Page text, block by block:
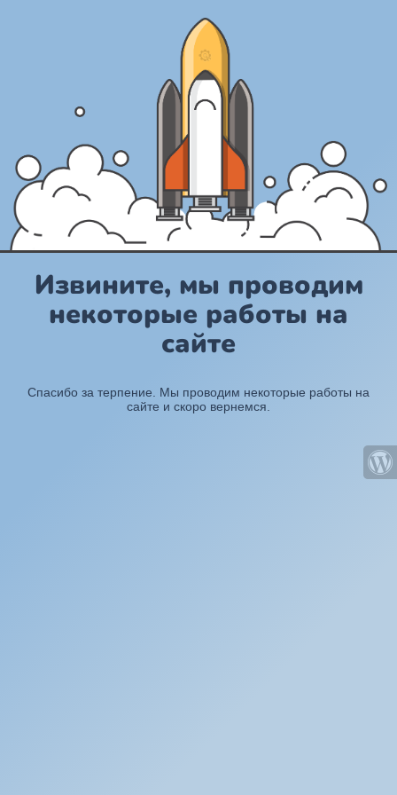
Извините, мы проводим
некоторые работы на
сайте
Спасибо за терпение. Мы проводим некоторые работы на
сайте и скоро вернемся.